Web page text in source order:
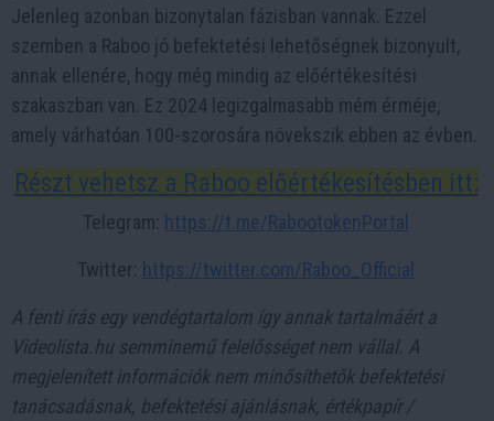
Jelenleg azonban bizonytalan fázisban vannak. Ezzel
szemben a Raboo jó befektetési lehetőségnek bizonyult,
annak ellenére, hogy még mindig az előértékesítési
szakaszban van. Ez 2024 legizgalmasabb mém érméje,
amely várhatóan 100-szorosára növekszik ebben az évben.
Részt vehetsz a Raboo előértékesítésben itt:
Telegram: https://t.me/RabootokenPortal
Twitter: https://twitter.com/Raboo_Official
A fenti írás egy vendégtartalom így annak tartalmáért a
Videolista.hu semminemű felelősséget nem vállal. A
megjelenített információk nem minősíthetők befektetési
tanácsadásnak, befektetési ajánlásnak, értékpapír /